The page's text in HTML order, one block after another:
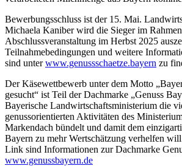
Bewerbungsschluss ist der 15. Mai.
Michaela Kaniber wird die Sieger im
Abschlussveranstaltung im Herbst 2025
Teilnahmebedingungen und weitere
sind unterwww.genussschaetze.bayern zu
Der Käsewettbewerb unter dem Motto
gesucht“ ist Teil der Dachmarke „Genuss
Bayerische Landwirtschaftsministerium die
genussorientierten Aktivitäten des
Markendach bündelt und damit dem
Bayern zu mehr Wertschätzung verhelfen
Link sind Informationen zur Dachmarke
www.genussbayern.de